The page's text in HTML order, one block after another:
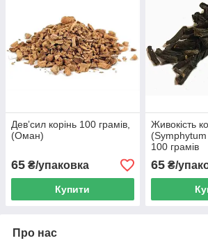
Девʼсил корінь 100 грамів,
(Оман)
65 ₴/упаковка
Купити
Живокість
100 грамів
65₴/
Про нас